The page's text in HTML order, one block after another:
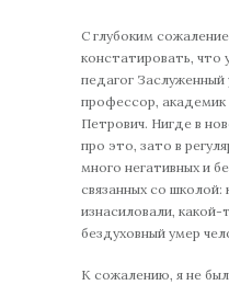
C глубоким
констатировать, что
педагог Заслуженный
профессор,
Петрович. Нигде в
про это, зато в
много негативных и
связанных со
изнасиловали, какой-
бездуховный умер
К сожалению, я не